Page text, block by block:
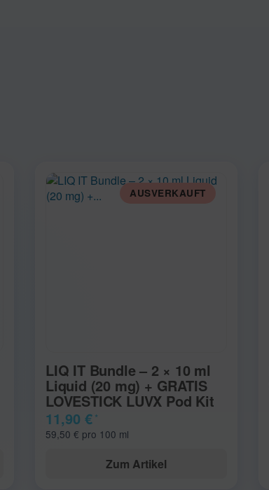
AUSVERKAUFT
LIQ IT Bundle – 2 × 10 ml
Liquid (20 mg) + GRATIS
LOVESTICK LUVX Pod Kit
11,90 €*
59,50 € pro 100 ml
Zum Artikel